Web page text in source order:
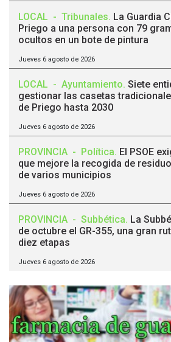
LOCAL - Tribunales. La Guardia
Priego a una persona con 79
ocultos en un bote de pintura
Jueves 6 agosto de 2026
LOCAL - Ayuntamiento. Siete
gestionar las casetas
de Priego hasta 2030
Jueves 6 agosto de 2026
PROVINCIA - Política. El PSOE
que mejore la recogida de
de varios municipios
Jueves 6 agosto de 2026
PROVINCIA - Subbética. La
de octubre el GR-355, una gran
diez etapas
Jueves 6 agosto de 2026